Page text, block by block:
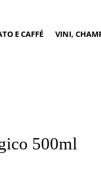
E CAFFÉ VINI,
500ml